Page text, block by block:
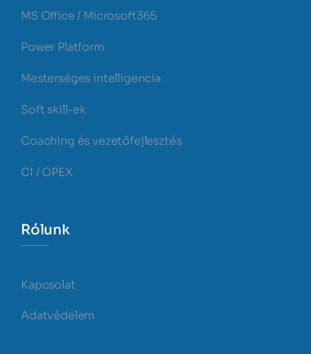
MS Office / Microsoft365
Power Platform
Mesterséges intelligencia
Soft skill-ek
Coaching és vezetőfejlesztés
CI / OPEX
Rólunk
Kapcsolat
Adatvédelem